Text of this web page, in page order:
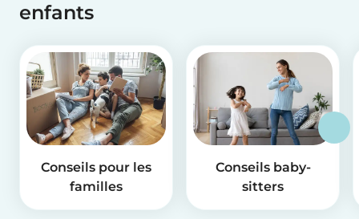
enfants
Conseils pour les
familles
Conseils baby-
sitters